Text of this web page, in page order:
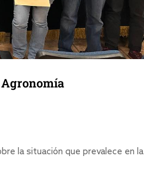
Agronomía
la situación que prevalece en la